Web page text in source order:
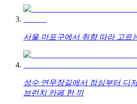
서울 마포구에서 취향 따라 고르
성수 연무장길에서 점심부터 디
브런치 카페 한 끼